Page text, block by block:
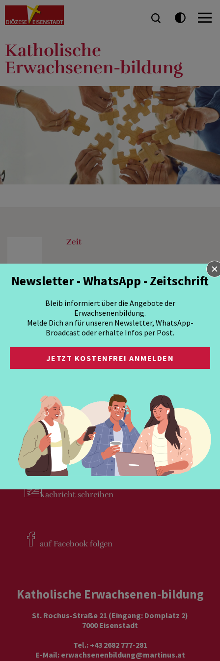
Katholische
Erwachsenen-bildung
Zeit
Newsletterbestellen
Nachricht schreiben
auf Facebook folgen
Katholische Erwachsenen-bildung
St. Rochus-Straße 21 (Eingang: Domplatz 2)
7000 Eisenstadt
Tel.: +43 2682 777-281
E-Mail: erwachsenenbildung@martinus.at
Newsletter - WhatsApp - Zeitschrift
Bleib informiert über die Angebote der
Erwachsenenbildung.
Melde Dich an für unseren Newsletter, WhatsApp-
Broadcast oder erhalte Infos per Post.
JETZT KOSTENFREI ANMELDEN